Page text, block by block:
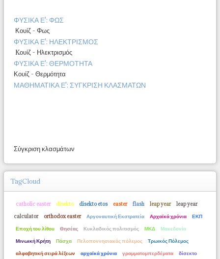
ΦΥΣΙΚΑ Ε': ΦΩΣ
Κουίζ - Φως
ΦΥΣΙΚΑ Ε': ΗΛΕΚΤΡΙΣΜΟΣ
Kουίζ - Ηλεκτρισμός
ΦΥΣΙΚΑ Ε': ΘΕΡΜΟΤΗΤΑ
Κουίζ - Θερμότητα
ΜΑΘΗΜΑΤΙΚΑ Ε': ΣΥΓΚΡΙΣΗ ΚΛΑΣΜΑΤΩΝ
Σύγκριση κλασμάτων
TagCloud
catholic easter disekto disekto etos easter flash leap year
leap year
calculator
orthodox easter Αργοναυτική Εκστρατεία Αρχαϊκά χρόνια
ΕΚΠ
Εποχή του λίθου
Θησέας Κυκλαδικός πολιτισμός ΜΚΔ
Μακεδονία
Μινωική Κρήτη
Πάσχα Πελοποννησιακός πόλεμος
Τρωικός Πόλεμος
αλφαβητική σειρά λέξεων
αρχαϊκά χρόνια γραμματομπερδέματα δίσεκτο